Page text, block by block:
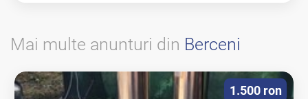
Mai multe anunturi din Berceni
1.500 ron